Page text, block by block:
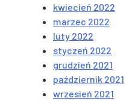
kwiecień 2022
marzec 2022
luty 2022
styczeń 2022
grudzień 2021
październik 2021
wrzesień 2021